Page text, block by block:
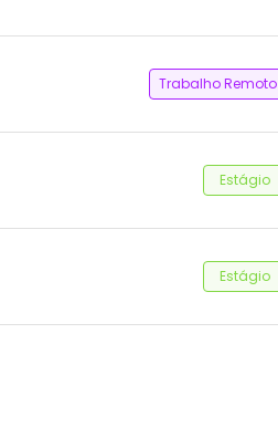
Trabalho Remoto
Estágio
Estágio